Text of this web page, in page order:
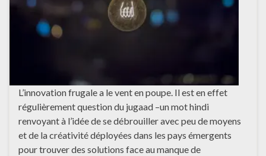
L’innovation frugale a le vent en poupe. Il est en effet
régulièrement question du jugaad –un mot hindi
renvoyant à l’idée de se débrouiller avec peu de moyens
et de la créativité déployées dans les pays émergents
pour trouver des solutions face au manque de